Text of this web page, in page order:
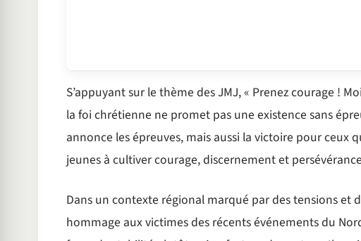
S’appuyant sur le thème des JMJ, « Prenez courage !
la foi chrétienne ne promet pas une existence sans
annonce les épreuves, mais aussi la victoire pour ceux
jeunes à cultiver courage, discernement et
Dans un contexte régional marqué par des tensions et
hommage aux victimes des récents événements du